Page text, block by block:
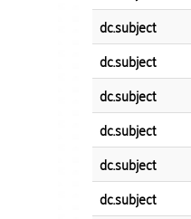
dc.subject
dc.subject
dc.subject
dc.subject
dc.subject
dc.subject